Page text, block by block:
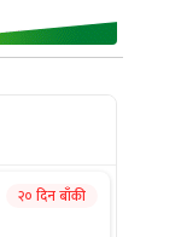
२० दिन बाँकी